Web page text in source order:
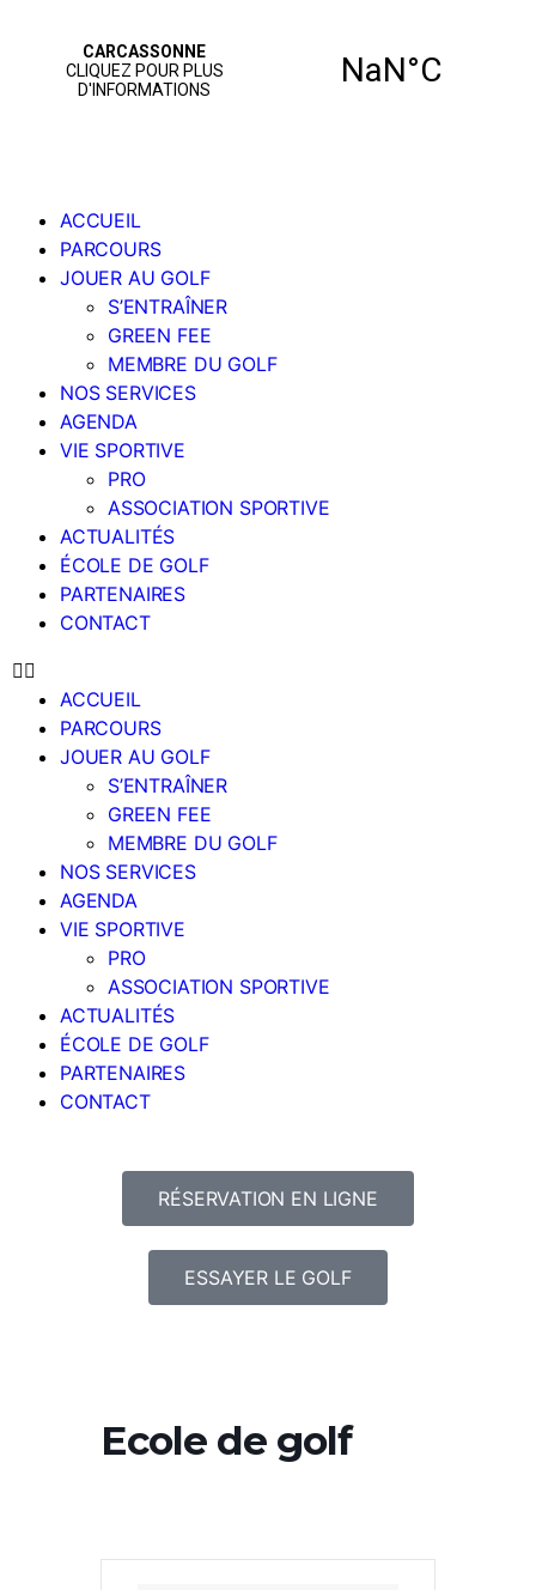
ACCUEIL
PARCOURS
JOUER AU GOLF
S’ENTRAÎNER
GREEN FEE
MEMBRE DU GOLF
NOS SERVICES
AGENDA
VIE SPORTIVE
PRO
ASSOCIATION SPORTIVE
ACTUALITÉS
ÉCOLE DE GOLF
PARTENAIRES
CONTACT
ACCUEIL
PARCOURS
JOUER AU GOLF
S’ENTRAÎNER
GREEN FEE
MEMBRE DU GOLF
NOS SERVICES
AGENDA
VIE SPORTIVE
PRO
ASSOCIATION SPORTIVE
ACTUALITÉS
ÉCOLE DE GOLF
PARTENAIRES
CONTACT
RÉSERVATION EN LIGNE
ESSAYER LE GOLF
Ecole de golf